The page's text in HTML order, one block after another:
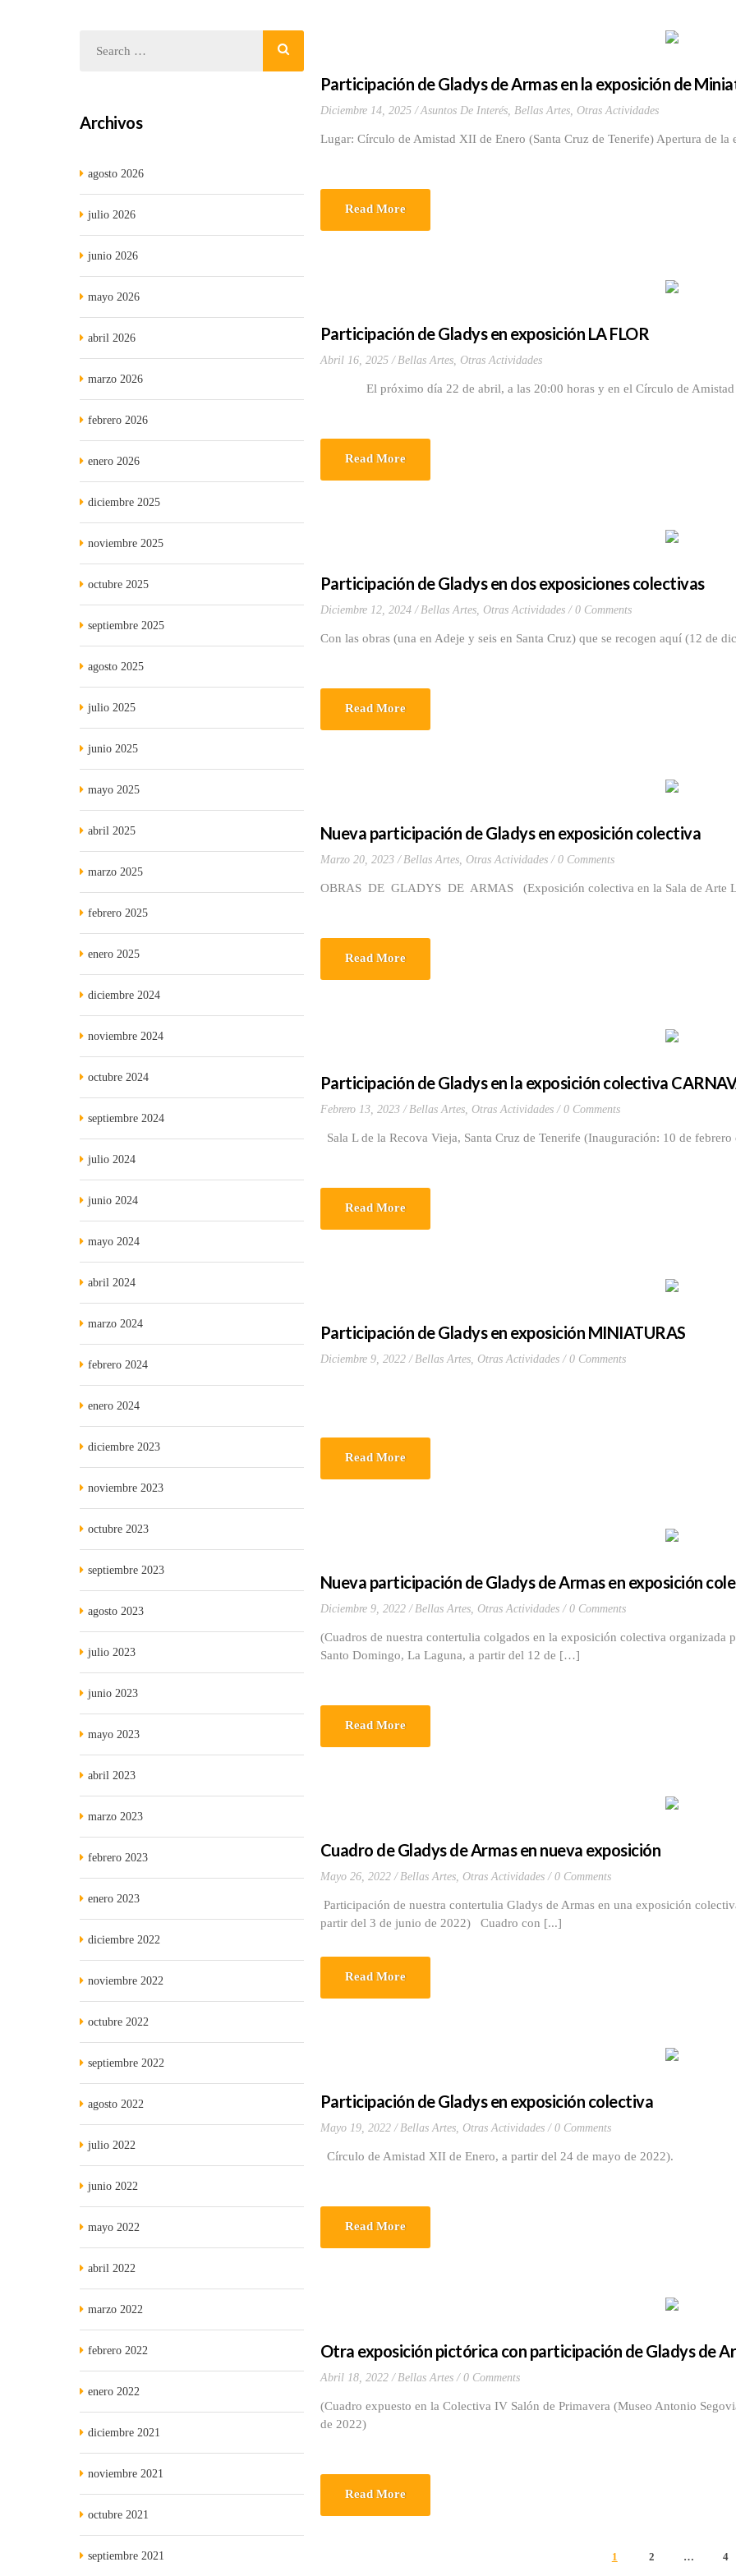
Participación de Gladys de Armas en la exposición de
Diciembre 14, 2025 Asuntos De Interés, Bellas Artes, Otras Actividades
Lugar: Círculo de Amistad XII de Enero (Santa Cruz de Tenerife) Apertura de
Read More
Participación de Gladys en exposición LA FLOR
Abril 16, 2025 Bellas Artes, Otras Actividades
El próximo día 22 de abril, a las 20:00 horas y en el Círculo de Amistad
Read More
Participación de Gladys en dos exposiciones colectivas
Diciembre 12, 2024 Bellas Artes, Otras Actividades 0 Comments
Con las obras (una en Adeje y seis en Santa Cruz) que se recogen aquí (12 de
Read More
Nueva participación de Gladys en exposición colectiva
Marzo 20, 2023 Bellas Artes, Otras Actividades 0 Comments
OBRAS DE GLADYS DE ARMAS (Exposición colectiva en la Sala de Arte
Read More
Participación de Gladys en la exposición colectiva
Febrero 13, 2023 Bellas Artes, Otras Actividades 0 Comments
Sala L de la Recova Vieja, Santa Cruz de Tenerife (Inauguración: 10 de febrero
Read More
Participación de Gladys en exposición MINIATURAS
Diciembre 9, 2022 Bellas Artes, Otras Actividades 0 Comments
Read More
Nueva participación de Gladys de Armas en exposición
Diciembre 9, 2022 Bellas Artes, Otras Actividades 0 Comments
(Cuadros de nuestra contertulia colgados en la exposición colectiva organizada
Santo Domingo, La Laguna, a partir del 12 de […]
Read More
Cuadro de Gladys de Armas en nueva exposición
Mayo 26, 2022 Bellas Artes, Otras Actividades 0 Comments
Participación de nuestra contertulia Gladys de Armas en una exposición
partir del 3 de junio de 2022) Cuadro con [...]
Read More
Participación de Gladys en exposición colectiva
Mayo 19, 2022 Bellas Artes, Otras Actividades 0 Comments
Círculo de Amistad XII de Enero, a partir del 24 de mayo de 2022).
Read More
Otra exposición pictórica con participación de Gladys de
Abril 18, 2022 Bellas Artes 0 Comments
(Cuadro expuesto en la Colectiva IV Salón de Primavera (Museo Antonio
de 2022)
Read More
1 2 … 4
Archivos
agosto 2026
julio 2026
junio 2026
mayo 2026
abril 2026
marzo 2026
febrero 2026
enero 2026
diciembre 2025
noviembre 2025
octubre 2025
septiembre 2025
agosto 2025
julio 2025
junio 2025
mayo 2025
abril 2025
marzo 2025
febrero 2025
enero 2025
diciembre 2024
noviembre 2024
octubre 2024
septiembre 2024
julio 2024
junio 2024
mayo 2024
abril 2024
marzo 2024
febrero 2024
enero 2024
diciembre 2023
noviembre 2023
octubre 2023
septiembre 2023
agosto 2023
julio 2023
junio 2023
mayo 2023
abril 2023
marzo 2023
febrero 2023
enero 2023
diciembre 2022
noviembre 2022
octubre 2022
septiembre 2022
agosto 2022
julio 2022
junio 2022
mayo 2022
abril 2022
marzo 2022
febrero 2022
enero 2022
diciembre 2021
noviembre 2021
octubre 2021
septiembre 2021